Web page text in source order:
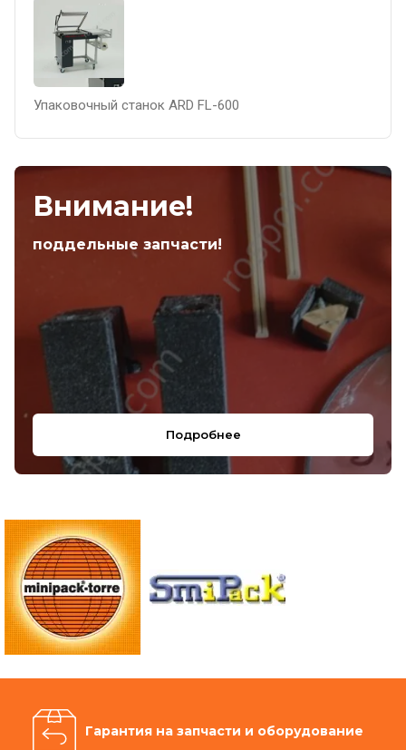
Упаковочный станок ARD FL-600
Внимание!
поддельные запчасти!
Подробнее
Гарантия на запчасти и оборудование